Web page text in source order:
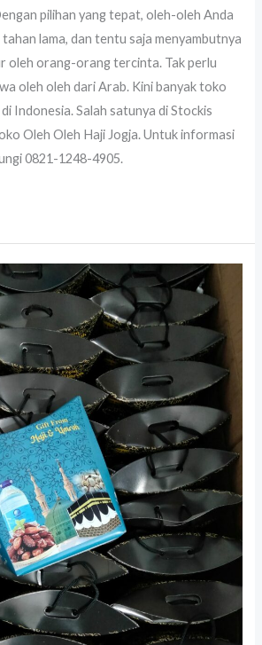
pilihan yang tepat, oleh-oleh Anda
lama, dan tentu saja menyambutnya
oleh orang-orang tercinta. Tak perlu
oleh oleh dari Arab. Kini banyak toko
Indonesia. Salah satunya di Stockis
Oleh Oleh Haji Jogja. Untuk informasi
0821-1248-4905.